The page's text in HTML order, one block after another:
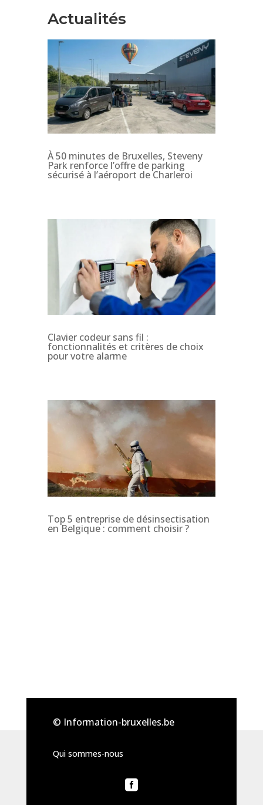
Actualités
À 50 minutes de Bruxelles, Steveny
Park renforce l’offre de parking
sécurisé à l’aéroport de Charleroi
Clavier codeur sans fil :
fonctionnalités et critères de choix
pour votre alarme
Top 5 entreprise de désinsectisation
en Belgique : comment choisir ?
© Information-bruxelles.be
Qui sommes-nous
